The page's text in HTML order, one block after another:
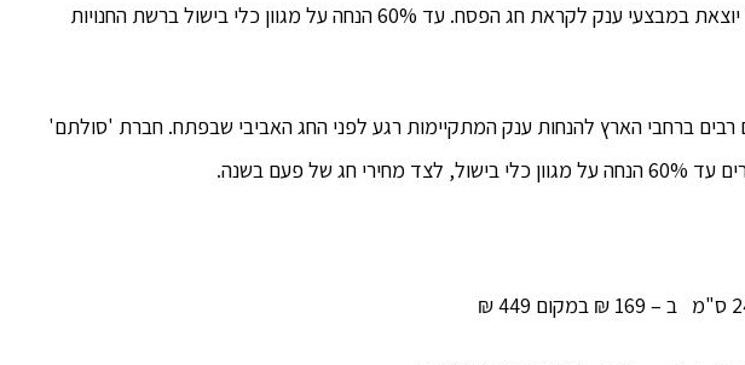
יצרנית כלי הבישול 'סולתם' יוצאת במבצעי ענק לקראת חג הפסח. עד 60% הנחה על מגוון כלי בישול ברשת החנויות
רבים ברחבי הארץ להנחות ענק המתקיימות רגע לפני החג האביבי שבפתח. חברת 'סולתם'
חג של פעם בשנה.